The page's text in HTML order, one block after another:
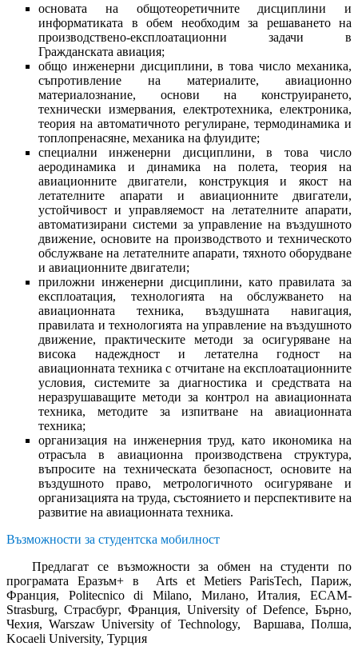
основата на общотеоретичните дисциплини и
информатиката в обем необходим за решаването на
производствено-експлоатационни задачи в
Гражданската авиация;
общо инженерни дисциплини, в това число механика,
съпротивление на материалите, авиационно
материалознание, основи на конструирането,
технически измервания, електротехника, електроника,
теория на автоматичното регулиране, термодинамика и
топлопренасяне, механика на флуидите;
специални инженерни дисциплини, в това число
аеродинамика и динамика на полета, теория на
авиационните двигатели, конструкция и якост на
летателните апарати и авиационните двигатели,
устойчивост и управляемост на летателните апарати,
автоматизирани системи за управление на въздушното
движение, основите на производството и техническото
обслужване на летателните апарати, тяхното оборудване
и авиационните двигатели;
приложни инженерни дисциплини, като правилата за
експлоатация, технологията на обслужването на
авиационната техника, въздушната навигация,
правилата и технологията на управление на въздушното
движение, практическите методи за осигуряване на
висока надеждност и летателна годност на
авиационната техника с отчитане на експлоатационните
условия, системите за диагностика и средствата на
неразрушаващите методи за контрол на авиационната
техника, методите за изпитване на авиационната
техника;
организация на инженерния труд, като икономика на
отрасъла в авиационна производствена структура,
въпросите на техническата безопасност, основите на
въздушното право, метрологичното осигуряване и
организацията на труда, състоянието и перспективите на
развитие на авиационната техника.
Възможности за студентска мобилност
Предлагат се възможности за обмен на студенти по
програмата Еразъм+ в Arts et Metiers ParisTech, Париж,
Франция, Politecnico di Milano, Милано, Италия, ECAM-
Strasburg, Страсбург, Франция, University of Defence, Бърно,
Чехия, Warszaw University of Technology, Варшава, Полша,
Koсaeli University, Турция